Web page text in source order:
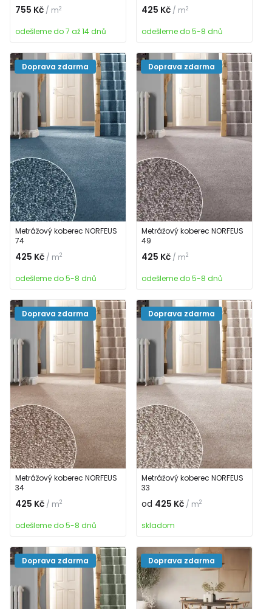
755 Kč / m2
odešleme do 7 až 14 dnů
425 Kč / m2
odešleme do 5-8 dnů
Metrážový koberec NORFEUS
74
425 Kč / m2
odešleme do 5-8 dnů
Doprava zdarma
Metrážový koberec NORFEUS
49
425 Kč / m2
odešleme do 5-8 dnů
Doprava zdarma
Metrážový koberec NORFEUS
34
425 Kč / m2
odešleme do 5-8 dnů
Doprava zdarma
Metrážový koberec NORFEUS
33
od 425 Kč / m2
skladom
Doprava zdarma
Doprava zdarma Doprava zdarma